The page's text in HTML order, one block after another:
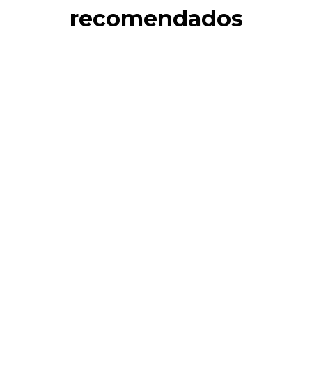
recomendados